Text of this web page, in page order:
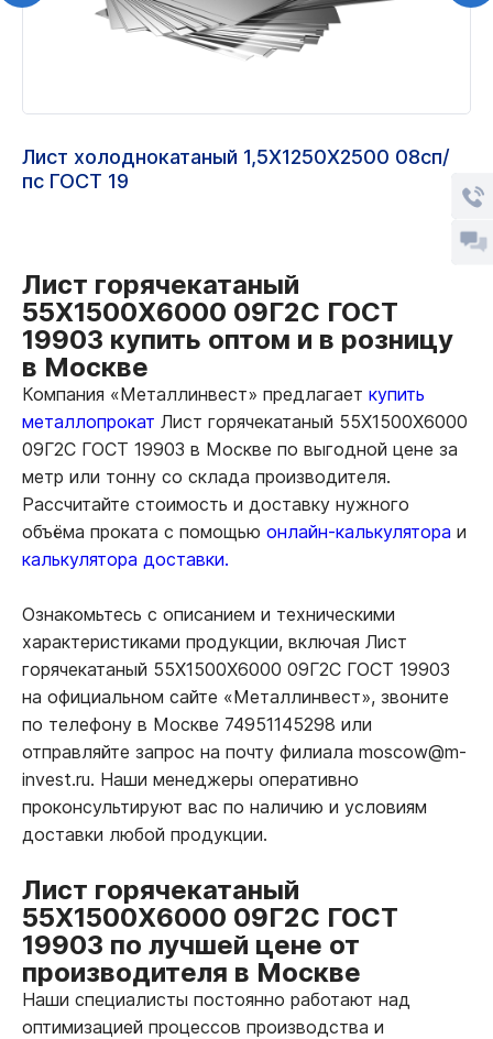
Лист холоднокатаный 1,5Х1250Х2500 08сп/
пс ГОСТ 19
Лист горячекатаный
55Х1500Х6000 09Г2С ГОСТ
19903 купить оптом и в розницу
в Москве
Компания «Металлинвест» предлагает купить
металлопрокат Лист горячекатаный 55Х1500Х6000
09Г2С ГОСТ 19903 в Москве по выгодной цене за
метр или тонну со склада производителя.
Рассчитайте стоимость и доставку нужного
объёма проката с помощью онлайн-калькулятора и
калькулятора доставки.
Ознакомьтесь с описанием и техническими
характеристиками продукции, включая Лист
горячекатаный 55Х1500Х6000 09Г2С ГОСТ 19903
на официальном сайте «Металлинвест», звоните
по телефону в Москве 74951145298 или
отправляйте запрос на почту филиала moscow@m-
invest.ru. Наши менеджеры оперативно
проконсультируют вас по наличию и условиям
доставки любой продукции.
Лист горячекатаный
55Х1500Х6000 09Г2С ГОСТ
19903 по лучшей цене от
производителя в Москве
Наши специалисты постоянно работают над
оптимизацией процессов производства и